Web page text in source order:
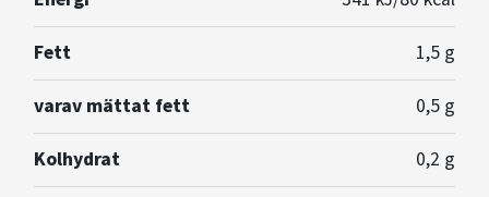
Fett
1,5 g
varav mättat fett
0,5 g
Kolhydrat
0,2 g